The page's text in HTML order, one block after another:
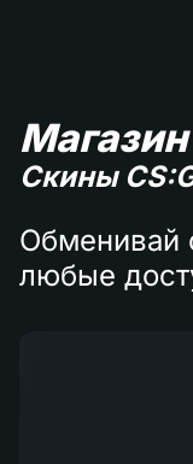
Магазин
Скины
Обменивай
любые